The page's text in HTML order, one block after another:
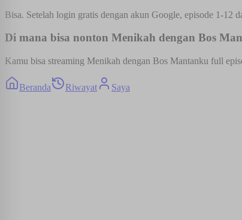
Bisa. Setelah login gratis dengan akun Google, episode 1-12
Di mana bisa nonton Menikah dengan Bos
Kamu bisa streaming Menikah dengan Bos Mantanku full
Beranda Riwayat Saya